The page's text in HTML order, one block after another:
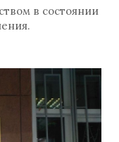
в состоянии